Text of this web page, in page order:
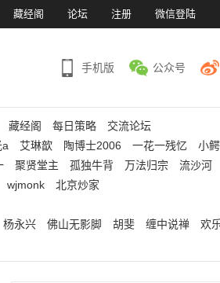
藏经阁 论坛 注册 微信登陆
手机版 公众号
藏经阁 每日策略
交流论坛
艾琳歆 陶博士2006 一花一残忆
小
聚贤堂主 孤独牛背 万法归宗
流沙河
wjmonk
北京炒家
杨永兴 佛山无影脚 胡斐 缠中说禅
欢